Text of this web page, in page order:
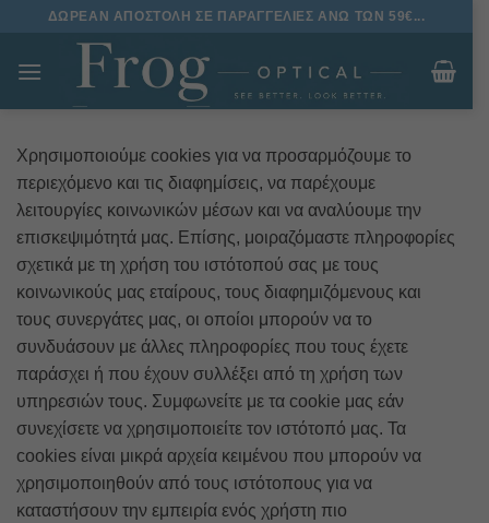
Μετάβαση
περιεχόμενο
ΔΩΡΕΑΝ ΑΠΟΣΤΟΛΗ ΣΕ ΠΑΡΑΓΓΕΛΙΕΣ ΑΝΩ ΤΩΝ 59€...
Χρησιμοποιούμε cookies για να προσαρμόζουμε το
περιεχόμενο και τις διαφημίσεις, να παρέχουμε
λειτουργίες κοινωνικών μέσων και να αναλύουμε την
επισκεψιμότητά μας. Επίσης, μοιραζόμαστε πληροφορίες
σχετικά με τη χρήση του ιστότοπού σας με τους
κοινωνικούς μας εταίρους, τους διαφημιζόμενους και
τους συνεργάτες μας, οι οποίοι μπορούν να το
συνδυάσουν με άλλες πληροφορίες που τους έχετε
παράσχει ή που έχουν συλλέξει από τη χρήση των
υπηρεσιών τους. Συμφωνείτε με τα cookie μας εάν
συνεχίσετε να χρησιμοποιείτε τον ιστότοπό μας. Τα
cookies είναι μικρά αρχεία κειμένου που μπορούν να
χρησιμοποιηθούν από τους ιστότοπους για να
καταστήσουν την εμπειρία ενός χρήστη πιο